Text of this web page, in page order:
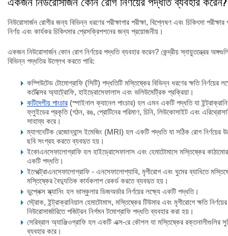
নিউরোসার্জন রোগীর জন্য বিভিন্ন ধরণের পরীক্ষাগার পরীক্ষা, বিশ্লেষণ এবং চিকিৎসা
নির্ণয় এবং কার্যকর চিকিৎসার প্রেসক্রিপশনের জন্য প্রয়োজনীয়।
একজন নিউরোসার্জন কোন রোগ নির্ণয়ের পদ্ধতি ব্যবহার করেন? কেন্দ্রীয় স্নায়ুতন্ত্রের
বিভিন্ন পদ্ধতির উল্লেখ করতে পারি:
কম্পিউটেড টোমোগ্রাফি (সিটি) পদ্ধতিটি মস্তিষ্কের বিভিন্ন ধরণের ক্ষতি নির্ণয়ের
কর্টেক্সের অ্যাট্রোফি, হাইড্রোসেফালাস এবং ভলিউমেট্রিক প্রক্রিয়া।
কটিদেশীয় পাংচার (স্পাইনাল ক্যানেল পাংচার) হল এমন একটি পদ্ধতি যা
ফ্লুইডের প্রকৃতি (গঠন, রঙ, প্রোটিনের পরিমাণ, চিনি, লিউকোসাইট এবং
সাহায্য করে।
ম্যাগনেটিক রেজোন্যান্স ইমেজিং (MRI) হল একটি পদ্ধতি যা সঠিক রোগ নির্ণয়ের
ছবি সংগ্রহ করতে ব্যবহৃত হয়।
ইকোএনসেফালোগ্রাফি হল হাইড্রোসেফালাস এবং হেমাটোমাসে মস্তিষ্কের
একটি পদ্ধতি।
ইলেক্ট্রোএনসেফালোগ্রাফি - এনসেফালোপ্যাথি, মৃগীরোগ এবং ঘুমের ব্যাধিতে
মস্তিষ্কের বৈদ্যুতিক কার্যকলাপ রেকর্ড করতে ব্যবহৃত হয়।
ডুপ্লেক্স স্ক্যানিং হল ভাস্কুলার ডিজঅর্ডার নির্ণয়ের লক্ষ্যে একটি পদ্ধতি।
স্ট্রোক, ইন্ট্রাক্রানিয়াল হেমাটোমাস, মস্তিষ্কের টিউমার এবং মৃগীরোগে ক্ষতি
নিউরোসার্জারিতে পজিট্রন নির্গমন টমোগ্রাফি পদ্ধতি ব্যবহার করা হয়।
সেরিব্রাল অ্যাঞ্জিওগ্রাফি হল একটি এক্স-রে কৌশল যা মস্তিষ্কের রক্তনালীগুলির
ব্যবহার করে।